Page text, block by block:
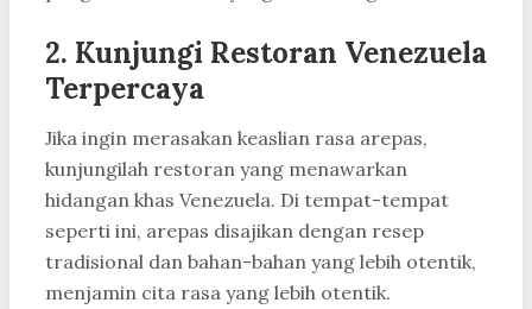
2. Kunjungi Restoran Venezuela
Terpercaya
Jika ingin merasakan keaslian rasa arepas,
kunjungilah restoran yang menawarkan
hidangan khas Venezuela. Di tempat-tempat
seperti ini, arepas disajikan dengan resep
tradisional dan bahan-bahan yang lebih otentik,
menjamin cita rasa yang lebih otentik.